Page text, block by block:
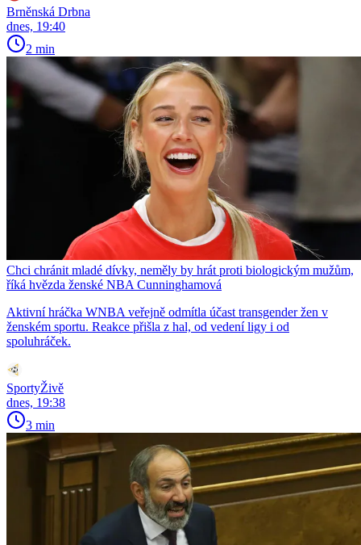
Brněnská Drbna
dnes, 19:40
2 min
Chci chránit mladé dívky, neměly by hrát proti biologickým mužům,
říká hvězda ženské NBA Cunninghamová
Aktivní hráčka WNBA veřejně odmítla účast transgender žen v
ženském sportu. Reakce přišla z hal, od vedení ligy i od
spoluhráček.
SportyŽivě
dnes, 19:38
3 min